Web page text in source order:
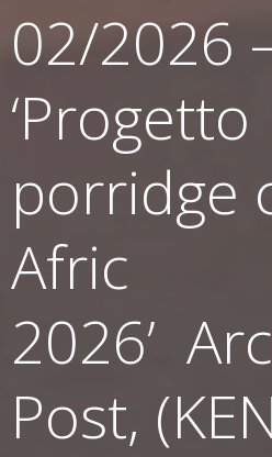
02/2026
‘Progetto
porridge
Afric
2026’
Post,